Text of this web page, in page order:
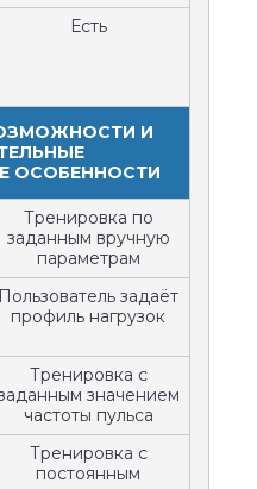
Есть
И
ОСОБЕННОСТИ
Тренировка по
заданным вручную
параметрам
Пользователь задаёт
профиль нагрузок
Тренировка с
значением
частоты пульса
Тренировка с
постоянным